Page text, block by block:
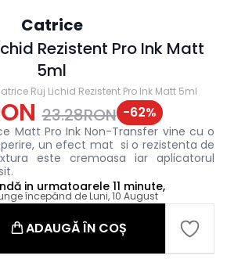
Ruj Lichid Rezistent Pro Ink Matt 5ml
Catrice
Rezistent Pro Ink Matt
5ml
23.28RON -62%
Matt Pro Ink Non-Transfer vine cu o
un efect mat si o rezistenta de
este cremoasa iar aplicatorul
in urmatoarele 11 minute,
începând deLuni, 10 August
ADAUGĂ ÎN COȘ